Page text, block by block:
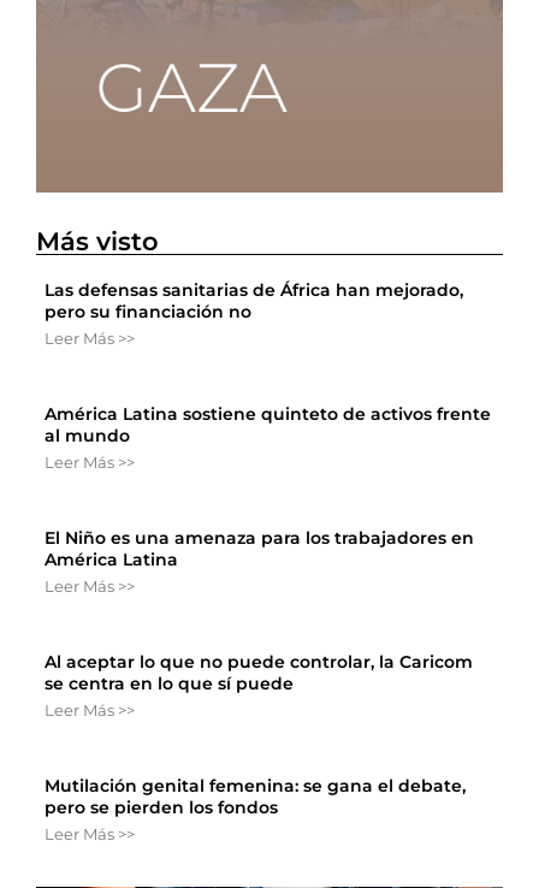
Más visto
Las defensas sanitarias de África han mejorado,
pero su financiación no
Leer Más >>
América Latina sostiene quinteto de activos frente
al mundo
Leer Más >>
El Niño es una amenaza para los trabajadores en
América Latina
Leer Más >>
Al aceptar lo que no puede controlar, la Caricom
se centra en lo que sí puede
Leer Más >>
Mutilación genital femenina: se gana el debate,
pero se pierden los fondos
Leer Más >>